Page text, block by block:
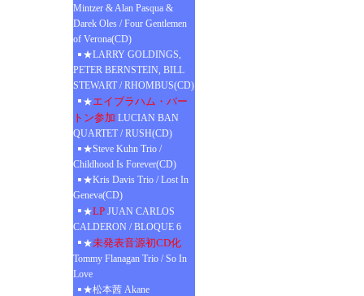
Mintzer & Alan Pasqua &
Darek Oles / Four Gentlemen
of Verona(CD)
★LARRY GOLDINGS,
PETER BERNSTEIN, BILL
STEWART / RHOMBUS(CD)
★エイブラハム・バー
トン参加 LUCIAN BAN
QUARTET / RUSH(CD)
★Steve Kuhn Trio /
Childhood Is Forever(CD)
★Kris Davis Trio / Lost In
Geneva(CD)
★LP JUAN CARLOS
CALDERON / BLOQUE 6
★未発表音源初CD化
Tommy Flanagan Trio / So In
Love
★松本茜 Akane